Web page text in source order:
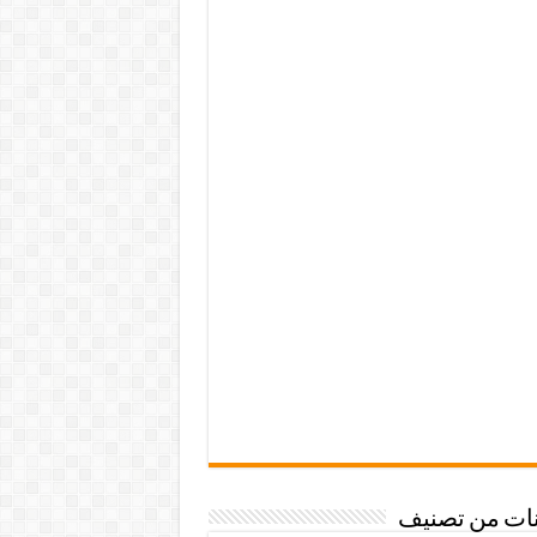
من تصنيف